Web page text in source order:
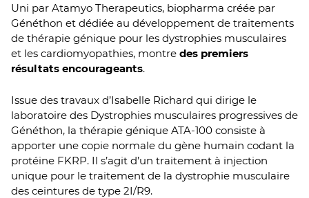
Uni par Atamyo Therapeutics, biopharma créée par
Généthon et dédiée au développement de traitements
de thérapie génique pour les dystrophies musculaires
et les cardiomyopathies, montre des premiers
résultats encourageants.
Issue des travaux d’Isabelle Richard qui dirige le
laboratoire des Dystrophies musculaires progressives de
Généthon, la thérapie génique ATA-100 consiste à
apporter une copie normale du gène humain codant la
protéine FKRP. Il s’agit d’un traitement à injection
unique pour le traitement de la dystrophie musculaire
des ceintures de type 2I/R9.